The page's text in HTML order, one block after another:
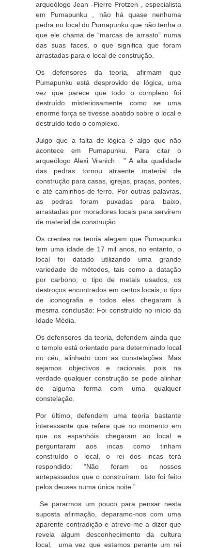
arqueólogo Jean -Pierre Protzen , especialista
em Pumapunku , não há quase nenhuma
pedra no local do Pumapunku que não tenha o
que ele chama de “marcas de arrasto” numa
das suas faces, o que significa que foram
arrastadas para o local de construção.
Os defensores da teoria, afirmam que
Pumapunku está desprovido de lógica, uma
vez que parece que todo o complexo foi
destruído misteriosamente como se uma
enorme força se tivesse abatido sobre o local e
destruído todo o complexo.
Julgo que a falta de lógica é algo que não
acontece em Pumapunku. Para citar o
arqueólogo Alexi Vranich : ” A alta qualidade
das pedras tornou atraente material de
construção para casas, igrejas, praças, pontes,
e até caminhos-de-ferro. Por outras palavras,
as pedras foram puxadas para baixo,
arrastadas por moradores locais para servirem
de material de construção.
Os crentes na teoria alegam que Pumapunku
tem uma idade de 17 mil anos, no entanto, o
local foi datado utilizando uma grande
variedade de métodos, tais como a datação
por carbono; o tipo de metais usados, os
destroços encontrados em certos locais; o tipo
de iconografia e todos eles chegaram à
mesma conclusão: Foi construído no início da
Idade Média.
Os defensores da teoria, defendem ainda que
o templo está orientado para determinado local
no céu, alinhado com as constelações. Mas
sejamos objectivos e racionais, pois na
verdade qualquer construção se pode alinhar
de alguma forma com uma qualquer
constelação.
Por último, defendem uma teoria bastante
interessante que refere que no momento em
que os espanhóis chegaram ao local e
perguntaram aos incas como tinham
construído o local, o rei dos incas terá
respondido: “Não foram os nossos
antepassados que o construíram. Isto foi feito
pelos deuses numa única noite.”
Se pararmos um pouco para pensar nesta
suposta afirmação, deparamo-nos com uma
aparente contradição e atrevo-me a dizer que
revela algum desconhecimento da cultura
local, uma vez que estamos perante um rei